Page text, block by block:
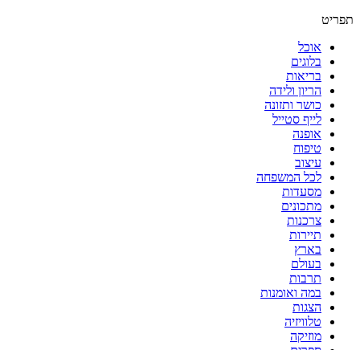
תפריט
אוכל
בלוגים
בריאות
הריון ולידה
כושר ותזונה
לייף סטייל
אופנה
טיפוח
עיצוב
לכל המשפחה
מסעדות
מתכונים
צרכנות
תיירות
בארץ
בעולם
תרבות
במה ואומנות
הצגות
טלוויזיה
מוזיקה